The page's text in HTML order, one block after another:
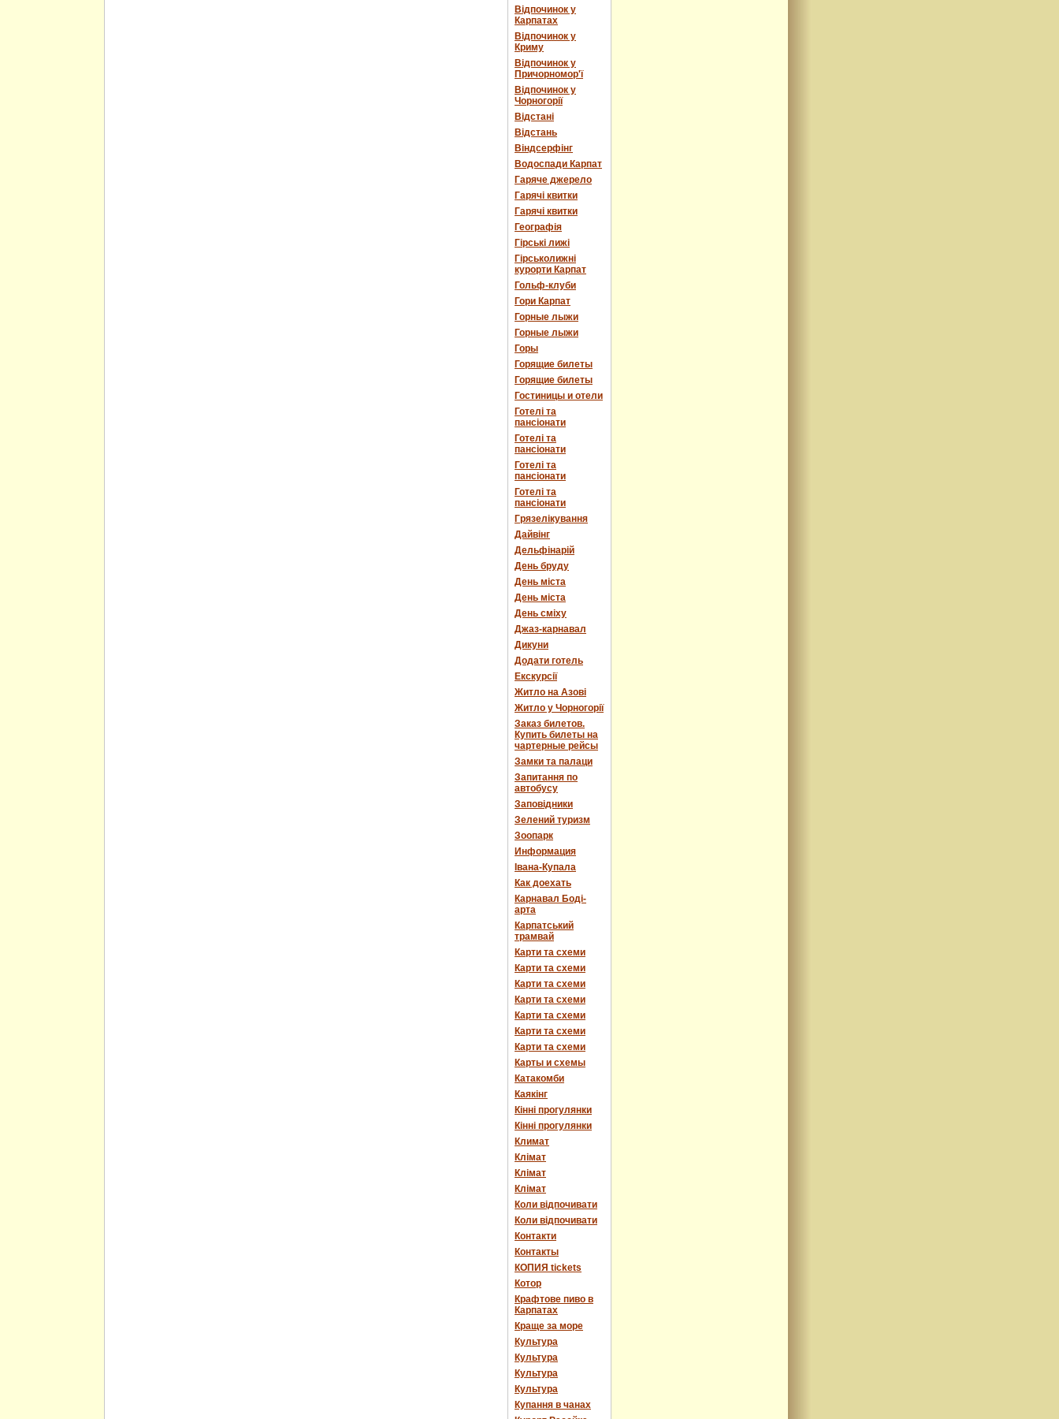
Відпочинок у
Карпатах
Відпочинок у
Криму
Відпочинок у
Причорномор'ї
Відпочинок у
Чорногорії
Відстані
Відстань
Віндсерфінг
Водоспади Карпат
Гаряче джерело
Гарячі квитки
Гарячі квитки
Географія
Гірські лижі
Гірськолижні
курорти Карпат
Гольф-клуби
Гори Карпат
Горные лыжи
Горные лыжи
Горы
Горящие билеты
Горящие билеты
Гостиницы и отели
Готелі та
пансіонати
Готелі та
пансіонати
Готелі та
пансіонати
Готелі та
пансіонати
Грязелікування
Дайвінг
Дельфінарій
День бруду
День міста
День міста
День сміху
Джаз-карнавал
Дикуни
Додати готель
Екскурсії
Житло на Азові
Житло у Чорногорії
Заказ билетов.
Купить билеты на
чартерные рейсы
Замки та палаци
Запитання по
автобусу
Заповідники
Зелений туризм
Зоопарк
Информация
Івана-Купала
Как доехать
Карнавал Боді-
арта
Карпатський
трамвай
Карти та схеми
Карти та схеми
Карти та схеми
Карти та схеми
Карти та схеми
Карти та схеми
Карти та схеми
Карты и схемы
Катакомби
Каякінг
Кінні прогулянки
Кінні прогулянки
Климат
Клімат
Клімат
Клімат
Коли відпочивати
Коли відпочивати
Контакти
Контакты
КОПИЯ tickets
Котор
Крафтове пиво в
Карпатах
Краще за море
Культура
Культура
Культура
Культура
Купання в чанах